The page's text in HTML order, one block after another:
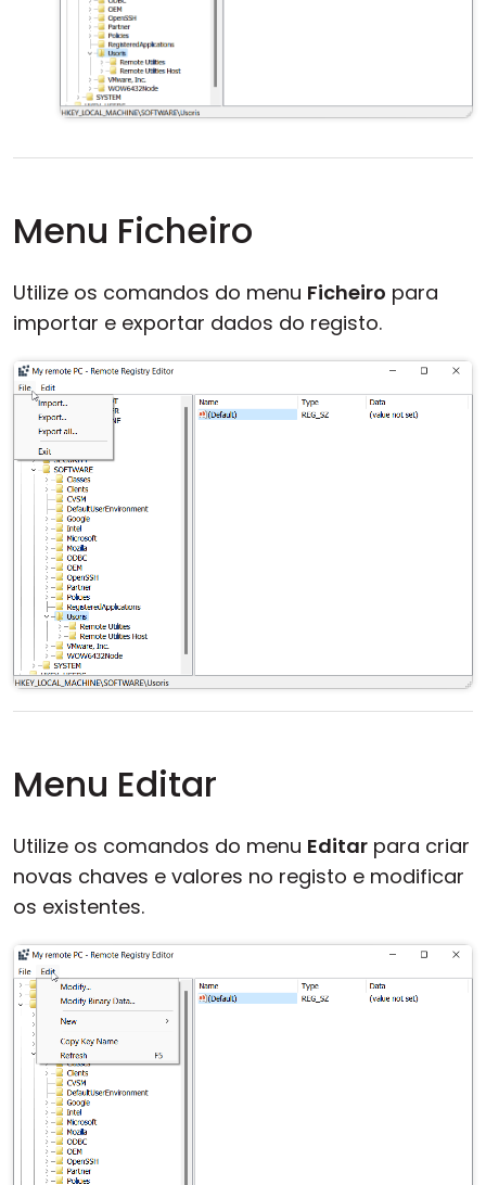
Menu Ficheiro
Utilize os comandos do menu Ficheiro para
importar e exportar dados do registo.
Menu Editar
Utilize os comandos do menu Editar para criar
novas chaves e valores no registo e modificar
os existentes.